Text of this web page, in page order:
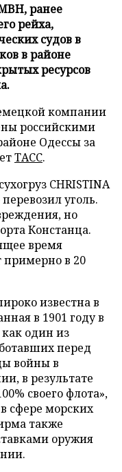
ранее
рейха,
судов в
в районе
ресурсов
компании
российскими
Одессы за
ТАСС.
CHRISTINA
уголь.
но
Констанца.
время
в 20
известна в
в 1901 году в
один из
перед
войны в
в результате
своего флота»,
сфере морских
также
оружия